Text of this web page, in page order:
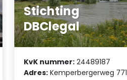
Stichting
DBClegal
KvK nummer: 24489187
Adres: Kemperbergerweg 771